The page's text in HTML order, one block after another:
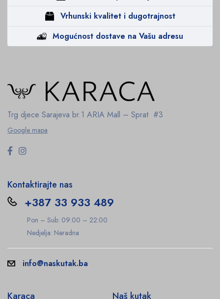
Vrhunski kvalitet i dugotrajnost
Mogućnost dostave na Vašu adresu
Trg djece Sarajeva br.1 ARIA Mall – Sprat #3
Google mapa
Kontaktirajte nas
+387 33 933 489
Pon – Sub: 09:00 – 22:00
Nedjelja: Neradna
info@naskutak.ba
Karaca Naš kutak